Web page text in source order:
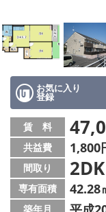
店舗情報·アクセス
会社概要
メールでお問い合わ
お気に入り
登録
賃 料
共益費 1,800
間取り 2DK
専有面積 42.28
築年月